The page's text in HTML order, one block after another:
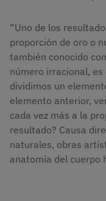
“Uno de los
proporción de oro o
también conocido
número irracional,
dividimos un
elemento anterior,
cada vez más a la
resultado? Causa
naturales, obras
anatomía del cuerpo